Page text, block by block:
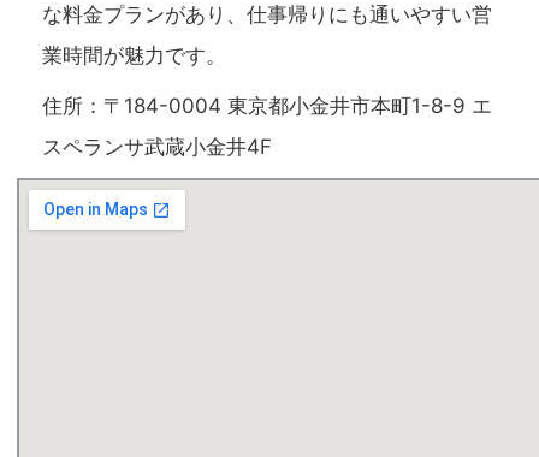
な料金プランがあり、仕事帰りにも通いやすい営
業時間が魅力です。
住所：〒184-0004 東京都小金井市本町1-8-9 エ
スペランサ武蔵小金井4F